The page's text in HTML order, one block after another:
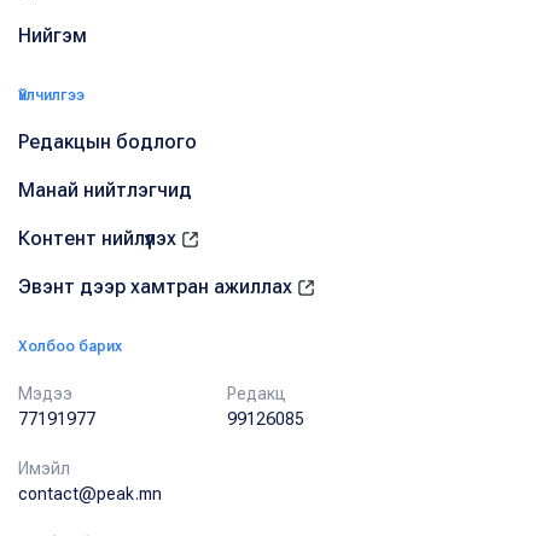
Нийгэм
Үйлчилгээ
Редакцын бодлого
Манай нийтлэгчид
Контент нийлүүлэх
Эвэнт дээр хамтран ажиллах
Холбоо барих
Мэдээ
77191977
Редакц
99126085
Имэйл
contact@peak.mn